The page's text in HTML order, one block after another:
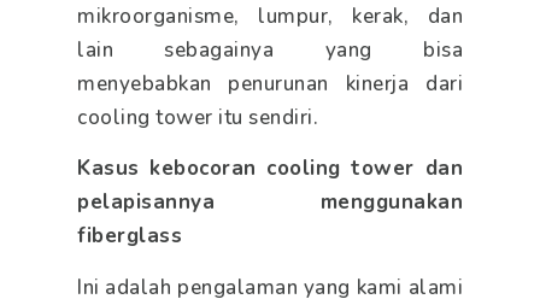
mikroorganisme, lumpur, kerak, dan
lain sebagainya yang bisa
menyebabkan penurunan kinerja dari
cooling tower itu sendiri.
Kasus kebocoran cooling tower dan
pelapisannya menggunakan
fiberglass
Ini adalah pengalaman yang kami alami